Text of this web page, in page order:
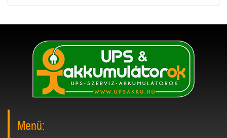
Menü: